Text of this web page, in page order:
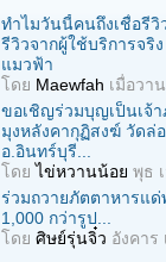
ทำไมวันนี้คนถึงเชื่อรีวิ
รีวิวจากผู้ใช้บริการจริ
แมวฟ้า
โดย Maewfah เมื่อวา
ขอเชิญร่วมบุญเป็นเจ้า
มุงหลังคากุฏิสงฆ์ วัดล่อ
อ.อินทร์บุรี...
โดยไข่หวานน้อย พุธ
ร่วมถวายภัตตาหารแ
1,000 กว่ารูป...
โดย ศิษย์รุ่นจิ๋ว อังคาร